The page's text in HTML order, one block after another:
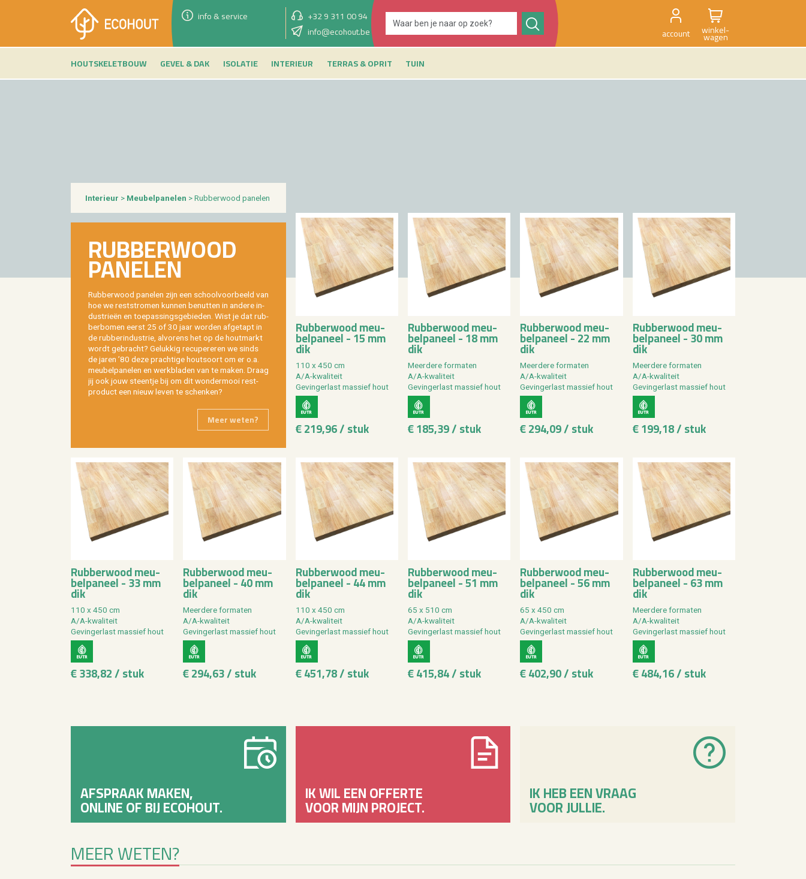
info & service +32 9 311 00 94
showroom vandaag
info@ecohout.be
9u - 12u30 account winkel-
wagen
HOUTSKELETBOUW
GEVEL & DAK ISOLATIE INTERIEUR TERRAS & OPRIT TUIN
In­te­ri­eur > Meu­bel­pa­ne­len > Rub­ber­wood pa­ne­len
RUB­BER­WOOD
PA­NE­LEN
Rub­ber­wood pa­ne­len zijn een school­voor­beeld van
hoe we rest­stro­men kun­nen be­nut­ten in an­de­re in­
du­strieën en toe­pas­sings­ge­bie­den. Wist je dat rub­
ber­bo­men eerst 25 of 30 jaar wor­den af­ge­tapt in
de rub­ber­in­du­strie, al­vo­rens het op de hout­markt
wordt ge­bracht? Ge­luk­kig re­cu­pe­re­ren we sinds
de jaren ’80 deze prach­ti­ge hout­soort om er o.a.
meu­bel­pa­ne­len en werk­bla­den van te maken. Draag
jij ook jouw steen­tje bij om dit won­der­mooi rest­
pro­duct een nieuw leven te schen­ken?
Meer weten?
Rub­ber­wood meu­
bel­pa­neel - 15 mm
dik
110 x 450 cm
A/A-kwa­li­teit
Ge­vin­ger­last mas­sief hout
€ 219,96 / stuk
Rub­ber­wood meu­
bel­pa­neel - 18 mm
dik
Meer­de­re for­ma­ten
A/A-kwa­li­teit
Ge­vin­ger­last mas­sief hout
€ 185,39 / stuk
Rub­ber­wood meu­
bel­pa­neel - 22 mm
dik
Meer­de­re for­ma­ten
A/A-kwa­li­teit
Ge­vin­ger­last mas­sief hout
€ 294,09 / stuk
Rub­ber­wood meu­
bel­pa­neel - 30 mm
dik
Meer­de­re for­ma­ten
A/A-kwa­li­teit
Ge­vin­ger­last mas­sief hout
€ 199,18 / stuk
Rub­ber­wood meu­
bel­pa­neel - 33 mm
dik
110 x 450 cm
A/A-kwa­li­teit
Ge­vin­ger­last mas­sief hout
€ 338,82 / stuk
Rub­ber­wood meu­
bel­pa­neel - 40 mm
dik
Meer­de­re for­ma­ten
A/A-kwa­li­teit
Ge­vin­ger­last mas­sief hout
€ 294,63 / stuk
Rub­ber­wood meu­
bel­pa­neel - 44 mm
dik
110 x 450 cm
A/A-kwa­li­teit
Ge­vin­ger­last mas­sief hout
€ 451,78 / stuk
Rub­ber­wood meu­
bel­pa­neel - 51 mm
dik
65 x 510 cm
A/A-kwa­li­teit
Ge­vin­ger­last mas­sief hout
€ 415,84 / stuk
Rub­ber­wood meu­
bel­pa­neel - 56 mm
dik
65 x 450 cm
A/A-kwa­li­teit
Ge­vin­ger­last mas­sief hout
€ 402,90 / stuk
Rub­ber­wood meu­
bel­pa­neel - 63 mm
dik
Meer­de­re for­ma­ten
A/A-kwa­li­teit
Ge­vin­ger­last mas­sief hout
€ 484,16 / stuk
AFSPRAAK MAKEN,
ONLINE OF BIJ ECOHOUT.
IK WIL EEN OFFERTE
VOOR MIJN PROJECT.
IK HEB EEN VRAAG
VOOR JULLIE.
MEER WETEN?